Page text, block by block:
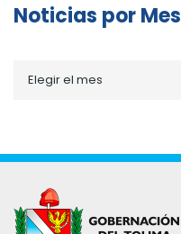
Noticias por Mes
porElegir el mes